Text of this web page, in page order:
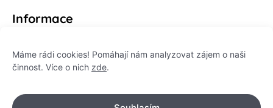
Máme rádi cookies! Pomáhají nám analyzovat zájem o naši
činnost. Více o nich zde.
Informace
Platformu Zeptej se vědce provozuje:
IČO: 178 47 389